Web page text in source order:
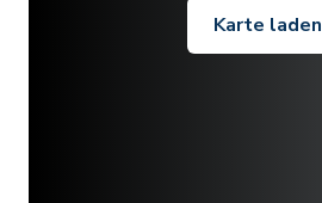
Karte laden